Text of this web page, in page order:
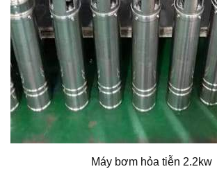
Máy bơm hỏa tiễn 2.2kw